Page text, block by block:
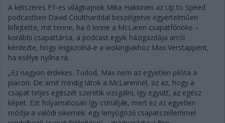
A kétszeres F1-es világbajnok Mika Hakkinen az Up to Speed
podcastben David Coultharddal beszélgetve egyértelműen
kifejtette, mit tenne, ha ő lenne a McLaren csapatfőnöke –
korábbi csapattársa, a podcast egyik házigazdája arról
kérdezte, hogy leigazolná-e a wokingiakhoz Max Verstappent,
ha esélye nyílna rá.
„Ez nagyon érdekes. Tudod, Max nem az egyetlen pilóta a
piacon. De amit mindig látok a McLarennél, az az, hogy a
csapat teljes egészét szeretik vizsgálni, így együtt, az egész
képet. Ezt folyamatosan így csinálják, mert ez az egyetlen
módja a valódi sikernek: egy lenyűgöző csapatszellemmel